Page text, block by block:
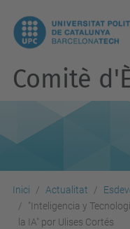
Comitè
Inici Actualitat
"Inteligencia y
la IA" por Ulises Cortés